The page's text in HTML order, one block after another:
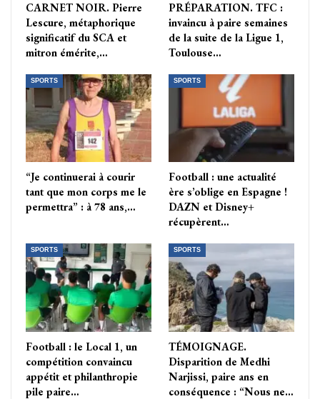
CARNET NOIR. Pierre
Lescure, métaphorique
significatif du SCA et
mitron émérite,…
PRÉPARATION. TFC :
invaincu à paire semaines
de la suite de la Ligue 1,
Toulouse…
SPORTS
“Je continuerai à courir
tant que mon corps me le
permettra” : à 78 ans,…
SPORTS
Football : une actualité
ère s’oblige en Espagne !
DAZN et Disney+
récupèrent…
SPORTS
Football : le Local 1, un
compétition convaincu
appétit et philanthropie
pile paire…
SPORTS
TÉMOIGNAGE.
Disparition de Medhi
Narjissi, paire ans en
conséquence : “Nous ne…